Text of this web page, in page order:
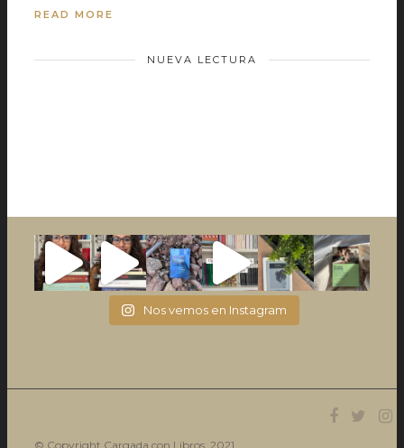
READ MORE
NUEVA LECTURA
Nos vemos en Instagram
© Copyright Cargada con Libros. 2021